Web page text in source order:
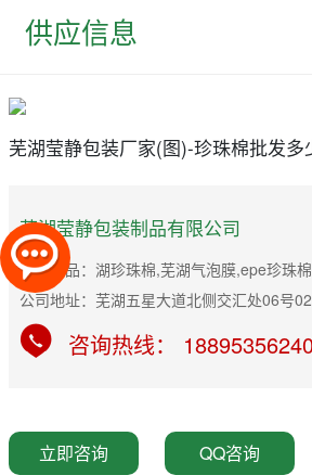
供应信息
芜湖莹静包装厂家(图)-珍珠棉批发
芜湖莹静包装制品有限公司
主营产品：湖珍珠棉,芜湖气泡膜,epe珍珠
公司地址：芜湖五星大道北侧交汇处06号
咨询热线：
立即咨询 QQ咨询